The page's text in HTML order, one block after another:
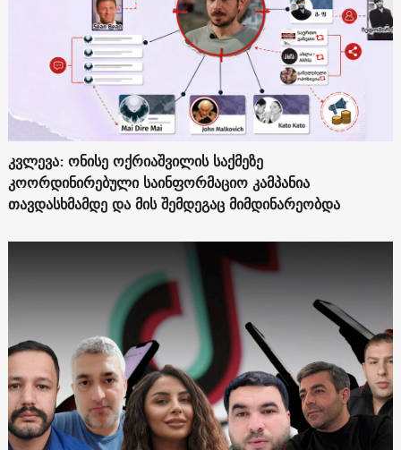
კვლევა: ონისე ოქრიაშვილის საქმეზე
კოორდინირებული საინფორმაციო კამპანია
თავდასხმამდე და მის შემდეგაც მიმდინარეობდა